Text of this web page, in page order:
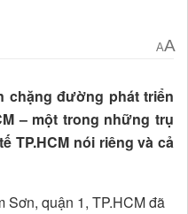
AA
chặng đường phát triển
– một trong những trụ
TP.HCM nói riêng và cả
Sơn, quận 1, TP.HCM đã